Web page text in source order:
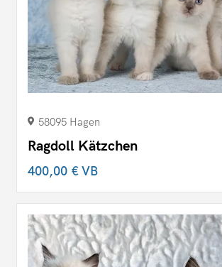
58095 Hagen
Ragdoll Kätzchen
400,00 €VB